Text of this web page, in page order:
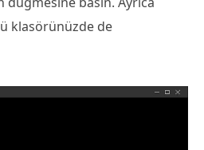
klasörünüzde de